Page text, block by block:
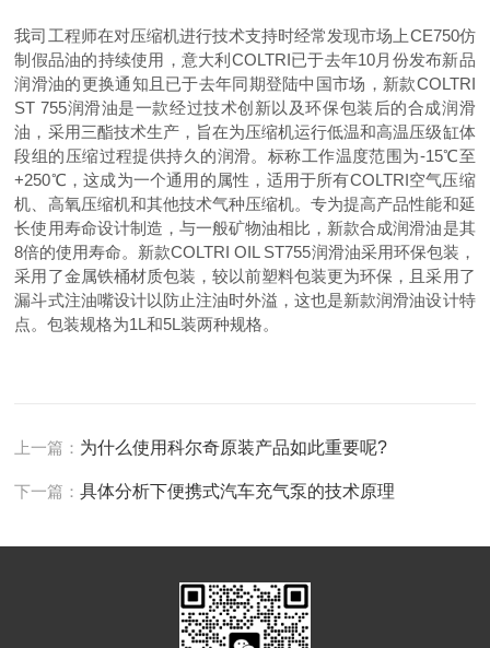
我司工程师在对压缩机进行技术支持时经常发现市场上CE750仿
制假品油的持续使用，意大利COLTRI已于去年10月份发布新品
润滑油的更换通知且已于去年同期登陆中国市场，新款COLTRI
ST 755润滑油是一款经过技术创新以及环保包装后的合成润滑
油，采用三酯技术生产，旨在为压缩机运行低温和高温压级缸体
段组的压缩过程提供持久的润滑。标称工作温度范围为-15℃至
+250℃，这成为一个通用的属性，适用于所有COLTRI空气压缩
机、高氧压缩机和其他技术气种压缩机。专为提高产品性能和延
长使用寿命设计制造，与一般矿物油相比，新款合成润滑油是其
8倍的使用寿命。新款COLTRI OIL ST755润滑油采用环保包装，
采用了金属铁桶材质包装，较以前塑料包装更为环保，且采用了
漏斗式注油嘴设计以防止注油时外溢，这也是新款润滑油设计特
点。包装规格为1L和5L装两种规格。
上一篇： 为什么使用科尔奇原装产品如此重要呢?
下一篇：具体分析下便携式汽车充气泵的技术原理